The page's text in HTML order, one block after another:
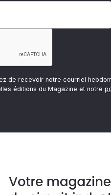
de recevoir notre courriel
éditions du Magazine et notre